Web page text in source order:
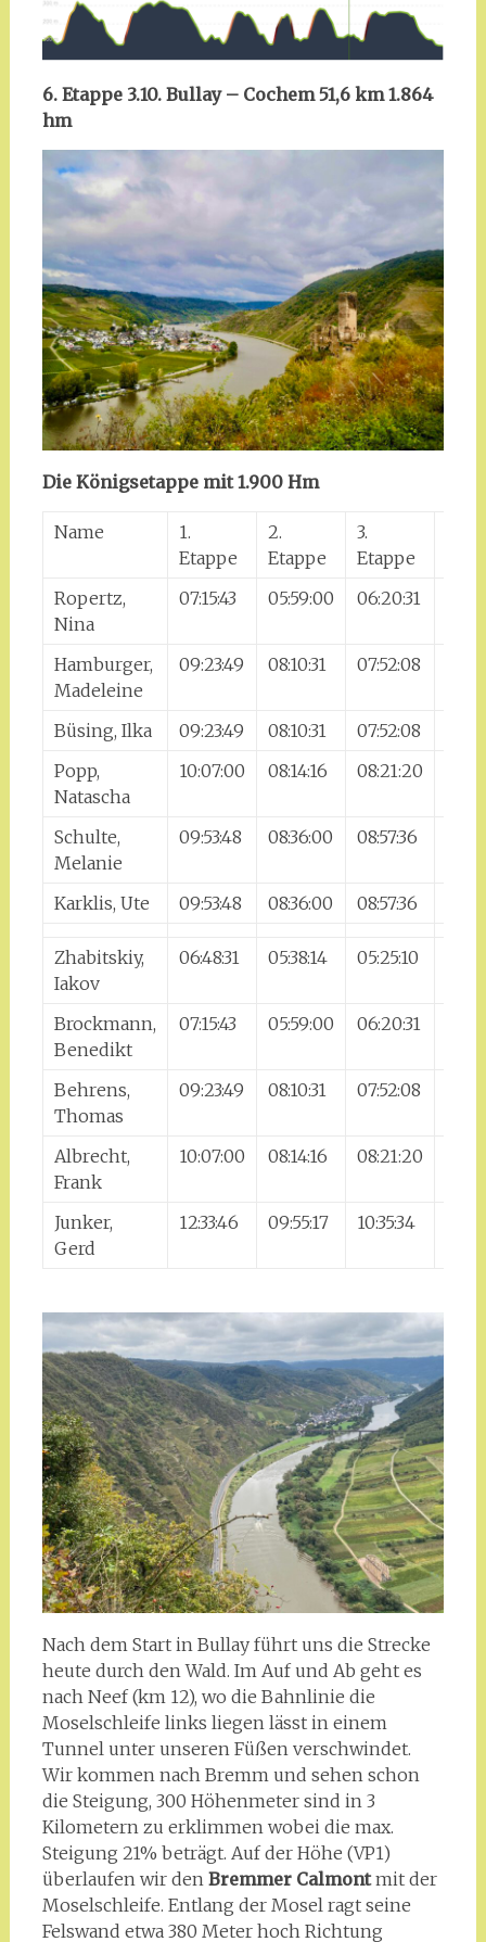
6. Etappe 3.10. Bullay – Cochem 51,6 km 1.864
hm
Die Königsetappe mit 1.900 Hm
Name
1.
Etappe
2.
Etappe
3.
Etappe
Ropertz,
Nina
07:15:43 05:59:00 06:20:31
Hamburger,
Madeleine
09:23:49 08:10:31 07:52:08
Büsing, Ilka 09:23:49 08:10:31 07:52:08
Popp,
Natascha
10:07:00 08:14:16 08:21:20
Schulte,
Melanie
09:53:48 08:36:00 08:57:36
Karklis, Ute 09:53:48 08:36:00 08:57:36
Zhabitskiy,
Iakov
06:48:31 05:38:14 05:25:10
Brockmann,
Benedikt
07:15:43 05:59:00 06:20:31
Behrens,
Thomas
09:23:49 08:10:31 07:52:08
Albrecht,
Frank
10:07:00 08:14:16 08:21:20
Junker,
Gerd
12:33:46 09:55:17 10:35:34
Nach dem Start in Bullay führt uns die Strecke
heute durch den Wald. Im Auf und Ab geht es
nach Neef (km 12), wo die Bahnlinie die
Moselschleife links liegen lässt in einem
Tunnel unter unseren Füßen verschwindet.
Wir kommen nach Bremm und sehen schon
die Steigung, 300 Höhenmeter sind in 3
Kilometern zu erklimmen wobei die max.
Steigung 21% beträgt. Auf der Höhe (VP1)
überlaufen wir den Bremmer Calmontmit der
Moselschleife. Entlang der Mosel ragt seine
Felswand etwa 380 Meter hoch Richtung